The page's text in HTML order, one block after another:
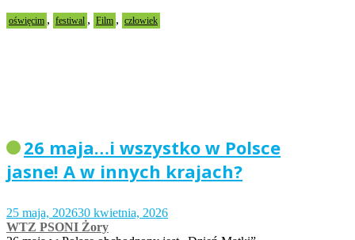
oświęcim , festiwal , Film , człowiek
26 maja…i wszystko w Polsce
jasne! A w innych krajach?
25 maja, 202630 kwietnia, 2026
WTZ PSONI Żory